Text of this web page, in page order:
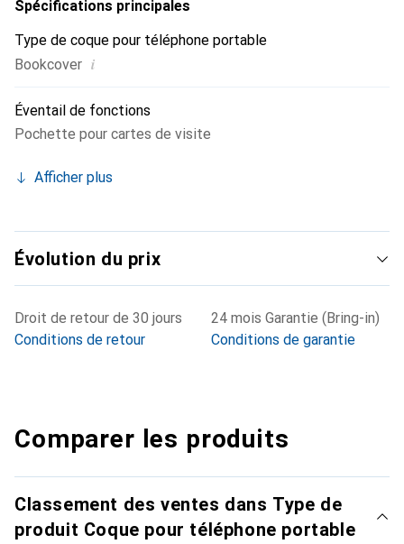
Spécifications principales
Type de coque pour téléphone portable
Bookcover i
Éventail de fonctions
Pochette pour cartes de visite
Afficher plus
Évolution du prix
Droit de retour de 30 jours
Conditions de retour
24 mois Garantie (Bring-in)
Conditions de garantie
Comparer les produits
Classement des ventes dans Type de
produit Coque pour téléphone portable